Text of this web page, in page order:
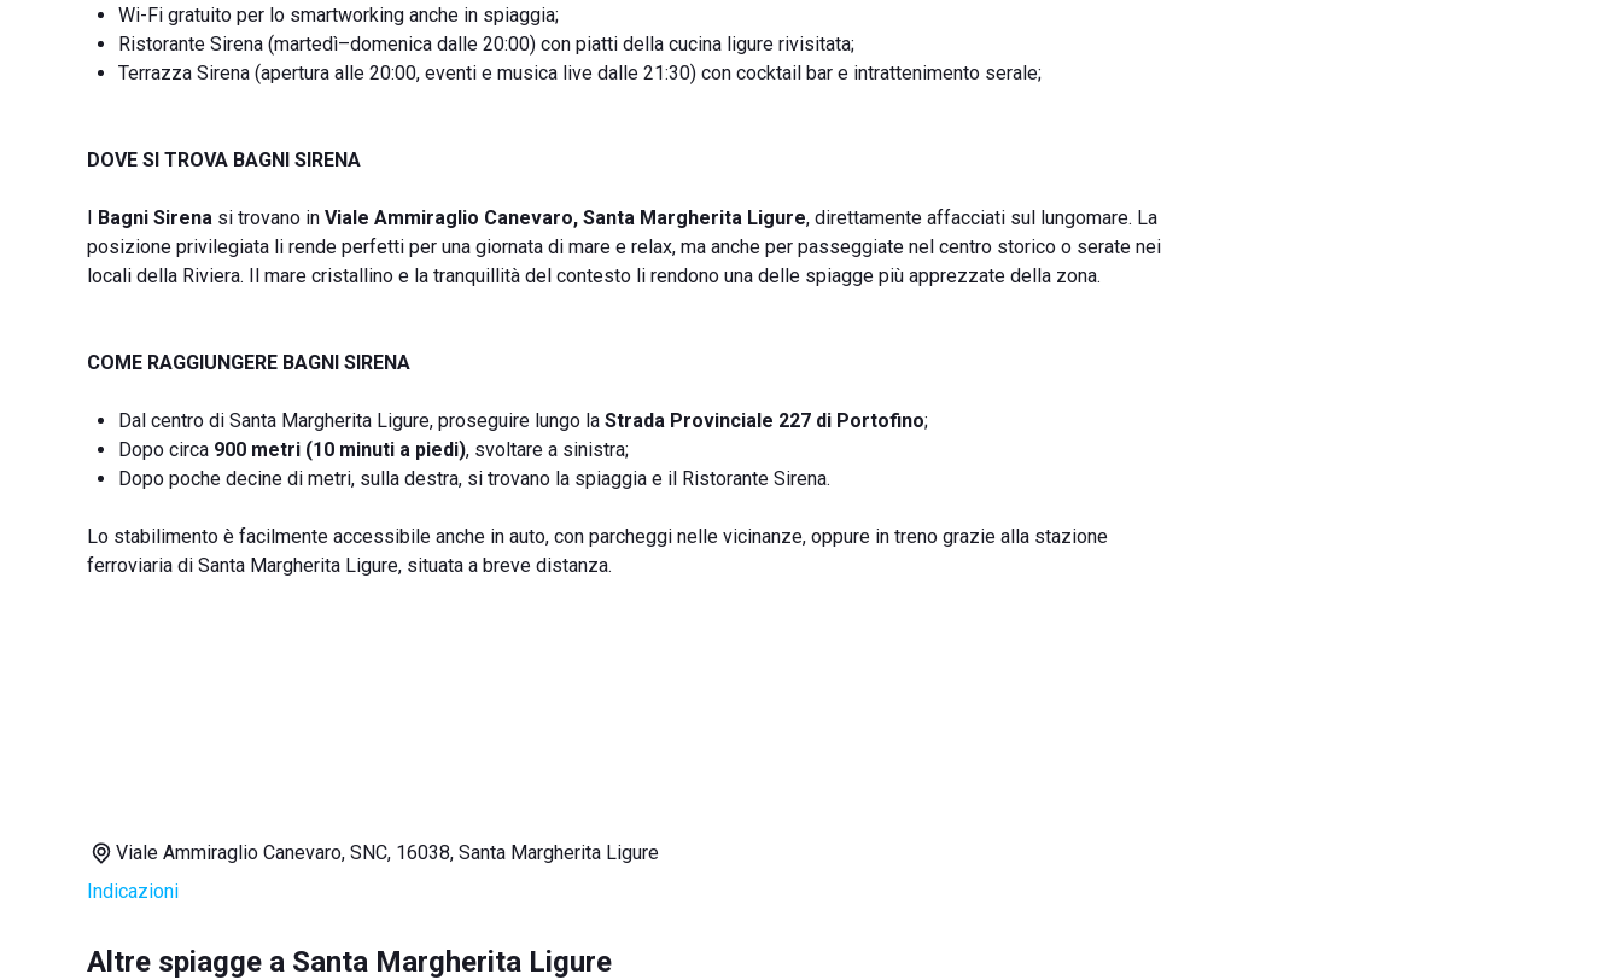
Wi-Fi gratuito per lo smartworking anche in spiaggia;
Ristorante Sirena (martedì–domenica dalle 20:00) con piatti della cucina ligure rivisitata;
Terrazza Sirena (apertura alle 20:00, eventi e musica live dalle 21:30) con cocktail bar e intrattenimento serale;
DOVE SI TROVA BAGNI SIRENA
I Bagni Sirena si trovano in Viale Ammiraglio Canevaro, Santa Margherita Ligure, direttamente affacciati sul lungomare. La
posizione privilegiata li rende perfetti per una giornata di mare e relax, ma anche per passeggiate nel centro storico o serate nei
locali della Riviera. Il mare cristallino e la tranquillità del contesto li rendono una delle spiagge più apprezzate della zona.
COME RAGGIUNGERE BAGNI SIRENA
Dal centro di Santa Margherita Ligure, proseguire lungo la Strada Provinciale 227 di Portofino;
Dopo circa 900 metri (10 minuti a piedi), svoltare a sinistra;
Dopo poche decine di metri, sulla destra, si trovano la spiaggia e il Ristorante Sirena.
Lo stabilimento è facilmente accessibile anche in auto, con parcheggi nelle vicinanze, oppure in treno grazie alla stazione
ferroviaria di Santa Margherita Ligure, situata a breve distanza.
Viale Ammiraglio Canevaro, SNC, 16038, Santa Margherita Ligure
Indicazioni
Altre spiagge a Santa Margherita Ligure